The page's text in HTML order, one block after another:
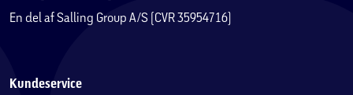
En del af Salling Group A/S (CVR 35954716)
Kundeservice